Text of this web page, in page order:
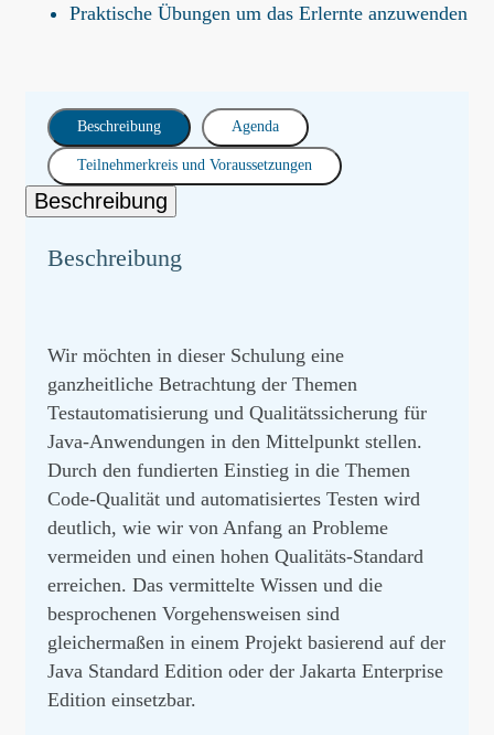
Praktische Übungen um das Erlernte anzuwenden
Beschreibung Agenda
Teilnehmerkreis und Voraussetzungen
Beschreibung
Beschreibung
Wir möchten in dieser Schulung eine
ganzheitliche Betrachtung der Themen
Testautomatisierung und Qualitätssicherung für
Java-Anwendungen in den Mittelpunkt stellen.
Durch den fundierten Einstieg in die Themen
Code-Qualität und automatisiertes Testen wird
deutlich, wie wir von Anfang an Probleme
vermeiden und einen hohen Qualitäts-Standard
erreichen. Das vermittelte Wissen und die
besprochenen Vorgehensweisen sind
gleichermaßen in einem Projekt basierend auf der
Java Standard Edition oder der Jakarta Enterprise
Edition einsetzbar.